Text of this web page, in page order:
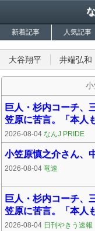
新着記事 人気記事
大谷翔平 井端弘和
巨人・杉内コーチ、
笠原に苦言。「本人
2026-08-04 なんJ PRIDE
小笠原慎之介さん、
2026-08-04 竜速
巨人・杉内コーチ、
笠原に苦言。「本人
2026-08-04 日刊やきう速報